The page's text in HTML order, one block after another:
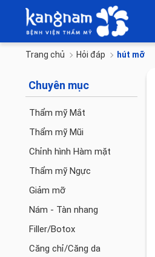
Trang chủ Hỏi đáp hút mỡ
Chuyên mục
Thẩm mỹ Mắt
Thẩm mỹ Mũi
Chỉnh hình Hàm mặt
Thẩm mỹ Ngực
Giảm mỡ
Nám - Tàn nhang
Filler/Botox
Căng chỉ/Căng da